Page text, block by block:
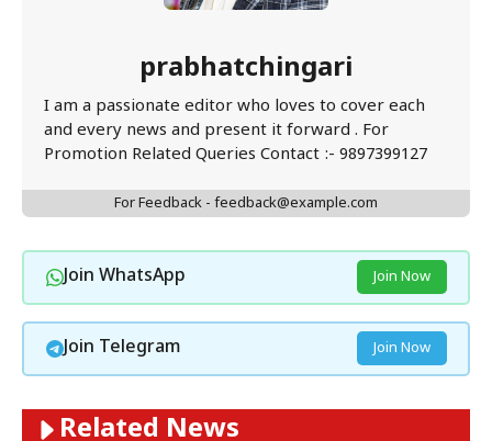
prabhatchingari
I am a passionate editor who loves to cover each
and every news and present it forward . For
Promotion Related Queries Contact :- 9897399127
For Feedback - feedback@example.com
Join WhatsApp Join Now
Join Telegram Join Now
Related News